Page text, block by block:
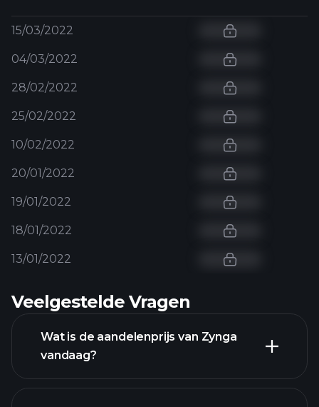
15/03/2022
04/03/2022
28/02/2022
25/02/2022
10/02/2022
20/01/2022
19/01/2022
18/01/2022
13/01/2022
Veelgestelde Vragen
Wat is de aandelenprijs van Zynga
vandaag?